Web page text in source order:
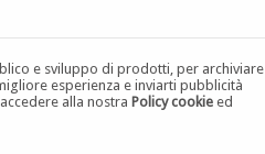
e sviluppo di prodotti, per archiviare
esperienza e inviarti pubblicità
alla nostraPolicy cookie ed